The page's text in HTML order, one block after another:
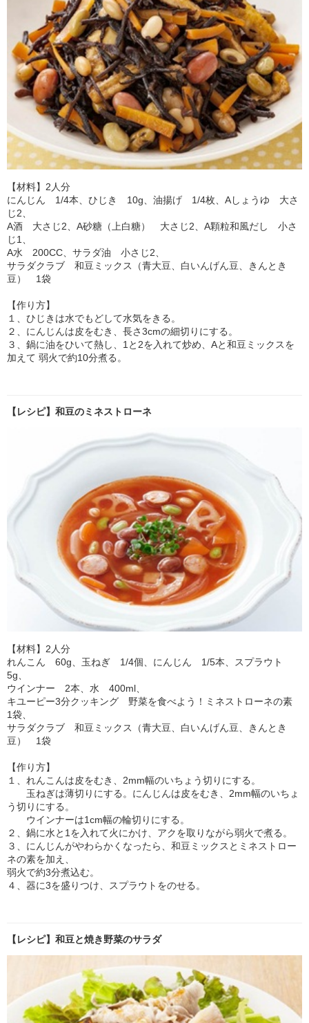
【材料】2人分
にんじん 1/4本、ひじき 10g、油揚げ 1/4枚、Aしょうゆ 大さ
じ2、
A酒 大さじ2、A砂糖（上白糖） 大さじ2、A顆粒和風だし 小さ
じ1、
A水 200CC、サラダ油 小さじ2、
サラダクラブ 和豆ミックス（青大豆、白いんげん豆、きんとき
豆） 1袋
【作り方】
１、ひじきは水でもどして水気をきる。
２、にんじんは皮をむき、長さ3cmの細切りにする。
３、鍋に油をひいて熱し、1と2を入れて炒め、Aと和豆ミックスを
加えて 弱火で約10分煮る。
【レシピ】和豆のミネストローネ
【材料】2人分
れんこん 60g、玉ねぎ 1/4個、にんじん 1/5本、スプラウト
5g、
ウインナー 2本、水 400ml、
キユーピー3分クッキング 野菜を食べよう！ミネストローネの素
1袋、
サラダクラブ 和豆ミックス（青大豆、白いんげん豆、きんとき
豆） 1袋
【作り方】
１、れんこんは皮をむき、2mm幅のいちょう切りにする。
玉ねぎは薄切りにする。にんじんは皮をむき、2mm幅のいちょ
う切りにする。
ウインナーは1cm幅の輪切りにする。
２、鍋に水と1を入れて火にかけ、アクを取りながら弱火で煮る。
３、にんじんがやわらかくなったら、和豆ミックスとミネストロー
ネの素を加え、
弱火で約3分煮込む。
４、器に3を盛りつけ、スプラウトをのせる。
【レシピ】和豆と焼き野菜のサラダ